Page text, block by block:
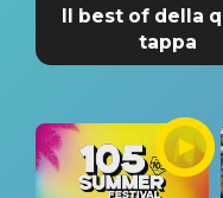
Il best of della
tappa